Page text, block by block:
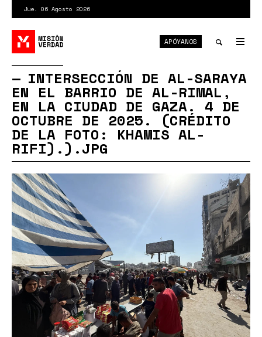
contenido
principal
Jue. 06 Agosto 2026
APÓYANOS
INTERSECCIÓN DE AL-SARAYA
EN EL BARRIO DE AL-RIMAL,
EN LA CIUDAD DE GAZA. 4 DE
OCTUBRE DE 2025. (CRÉDITO
DE LA FOTO: KHAMIS AL-
RIFI).).JPG